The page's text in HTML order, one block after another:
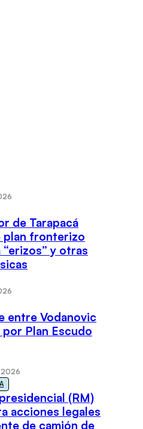
de Tarapacá
plan fronterizo
y otras
entre Vodanovic
Plan Escudo
2026
(RM)
acciones legales
de camión de